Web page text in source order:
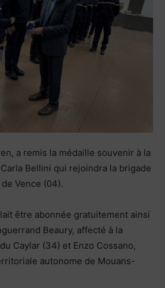
a remis la médaille souvenir à la
Bellini qui rejoindra la brigade
Vence (04).
être abonnée gratuitement ainsi
Beaury, affecté à la
Caylar (34) et Enzo Cossano,
autonome de Mouans-